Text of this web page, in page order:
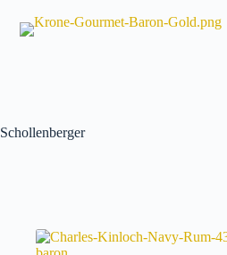
Inhalt
springen
Schollenberger